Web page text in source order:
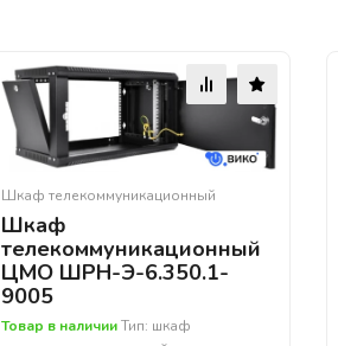
Шкаф телекоммуникационный
Шкаф
телекоммуникационный
ЦМО ШРН-Э-6.350.1-
9005
Товар в наличииТип: шкаф